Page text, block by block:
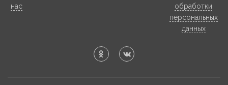
нас
обработки
персональных
данных